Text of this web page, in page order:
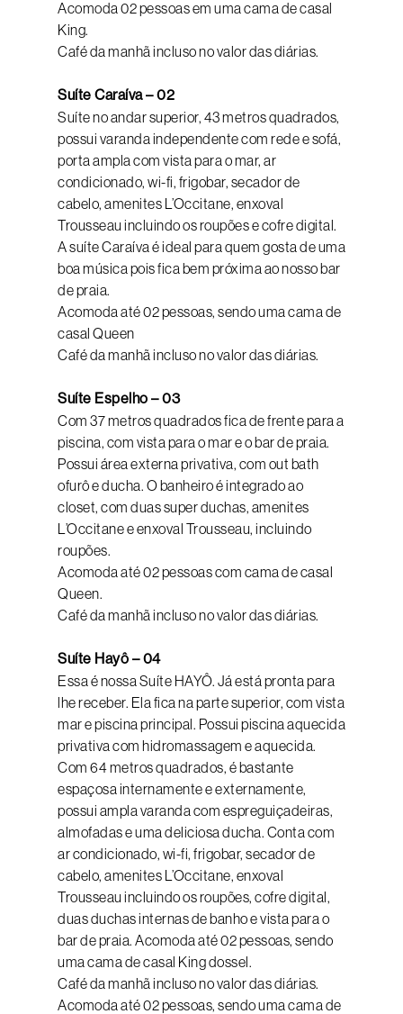
Acomoda 02 pessoas em uma cama de casal
King.
Café da manhã incluso no valor das diárias.
Suíte Caraíva – 02
Suíte no andar superior, 43 metros quadrados,
possui varanda independente com rede e sofá,
porta ampla com vista para o mar, ar
condicionado, wi-fi, frigobar, secador de
cabelo, amenites L’Occitane, enxoval
Trousseau incluindo os roupões e cofre digital.
A suíte Caraíva é ideal para quem gosta de uma
boa música pois fica bem próxima ao nosso bar
de praia.
Acomoda até 02 pessoas, sendo uma cama de
casal Queen
Café da manhã incluso no valor das diárias.
Suíte Espelho – 03
Com 37 metros quadrados fica de frente para a
piscina, com vista para o mar e o bar de praia.
Possui área externa privativa, com out bath
ofurô e ducha. O banheiro é integrado ao
closet, com duas super duchas, amenites
L’Occitane e enxoval Trousseau, incluindo
roupões.
Acomoda até 02 pessoas com cama de casal
Queen.
Café da manhã incluso no valor das diárias.
Suíte Hayô – 04
Essa é nossa Suíte HAYÔ. Já está pronta para
lhe receber. Ela fica na parte superior, com vista
mar e piscina principal. Possui piscina aquecida
privativa com hidromassagem e aquecida.
Com 64 metros quadrados, é bastante
espaçosa internamente e externamente,
possui ampla varanda com espreguiçadeiras,
almofadas e uma deliciosa ducha. Conta com
ar condicionado, wi-fi, frigobar, secador de
cabelo, amenites L’Occitane, enxoval
Trousseau incluindo os roupões, cofre digital,
duas duchas internas de banho e vista para o
bar de praia. Acomoda até 02 pessoas, sendo
uma cama de casal King dossel.
Café da manhã incluso no valor das diárias.
Acomoda até 02 pessoas, sendo uma cama de